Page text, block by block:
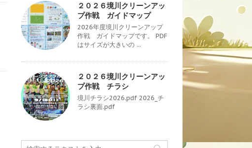
２０２６境川クリーンアッ
プ作戦 ガイドマップ
2026年度境川クリーンアップ
作戦 ガイドマップです。 PDF
はサイズが大きいの ...
２０２６境川クリーンアッ
プ作戦 チラシ
境川チラシ2026.pdf 2026_チ
ラシ裏面.pdf